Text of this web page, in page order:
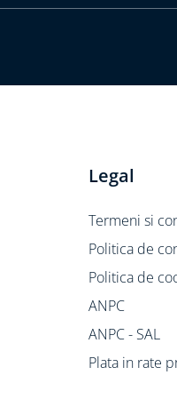
Legal
Termeni si
Politica de
Politica de
ANPC
ANPC - SAL
Plata in rate